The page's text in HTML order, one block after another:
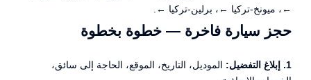
← ، ميونخ-تركيا ← ، برلين-تركيا ←
حجز سيارة فاخرة — خطوة بخطوة
1. إبلاغ التفضيل:
الموديل، التاريخ، الموقع، الحاجة إلى سائق،